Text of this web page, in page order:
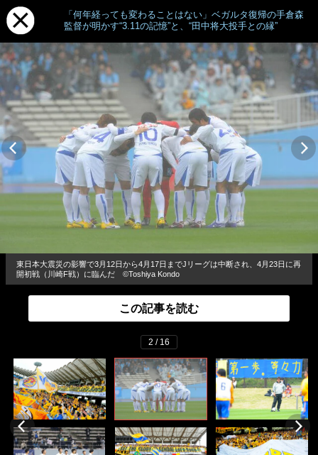
「何年経っても変わることはない」ベガルタ復帰の手倉森
監督が明かす“3.11の記憶”と、“田中将大投手との縁”
東日本大震災の影響で3月12日から4月17日までJリーグは中断され、4月23日に再
開初戦（川崎F戦）に臨んだ ©Toshiya Kondo
この記事を読む
2 / 16